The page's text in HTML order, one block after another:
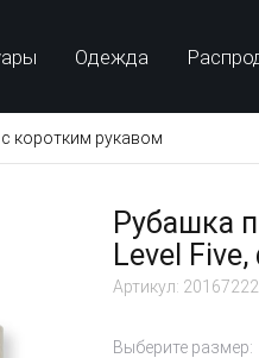
Одежда
коротким рукавом
Рубашка
Level
Артикул: 20167222
Выберите размер: